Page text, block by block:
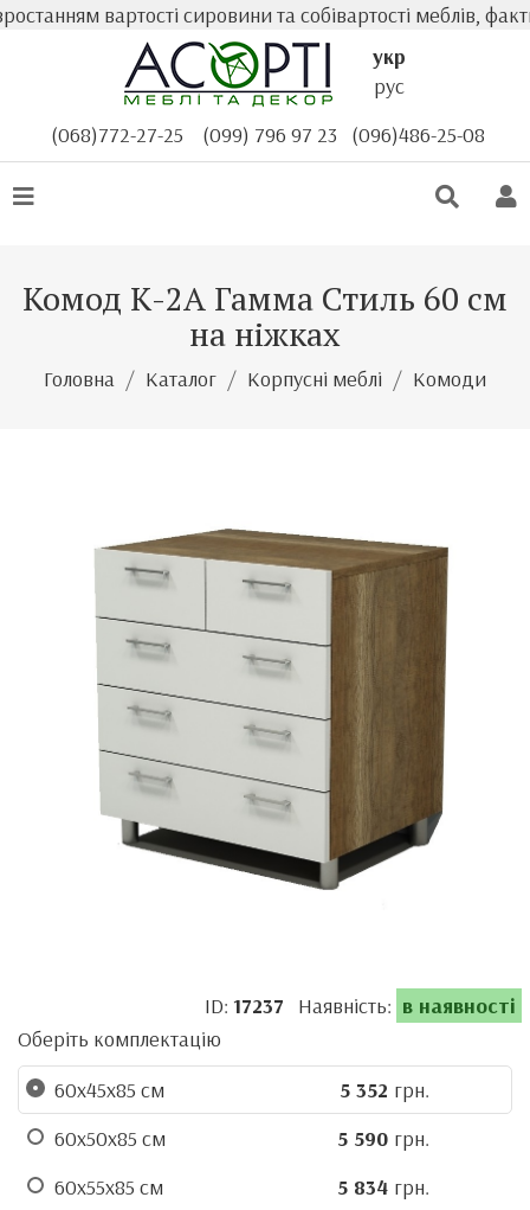
вартості сировини та собівартості меблів,
укр
рус
(068)772-27-25
(099) 796 97 23 (096)486-25-08
Комод К-2А Гамма Стиль 60 см
на ніжках
Головна Каталог Корпусні меблі Комоди
ID: 17237 Наявність: в наявності
Оберіть комплектацію
60х45х85 см
5 352 грн.
60х50х85 см
5 590 грн.
60х55х85 см
5 834 грн.